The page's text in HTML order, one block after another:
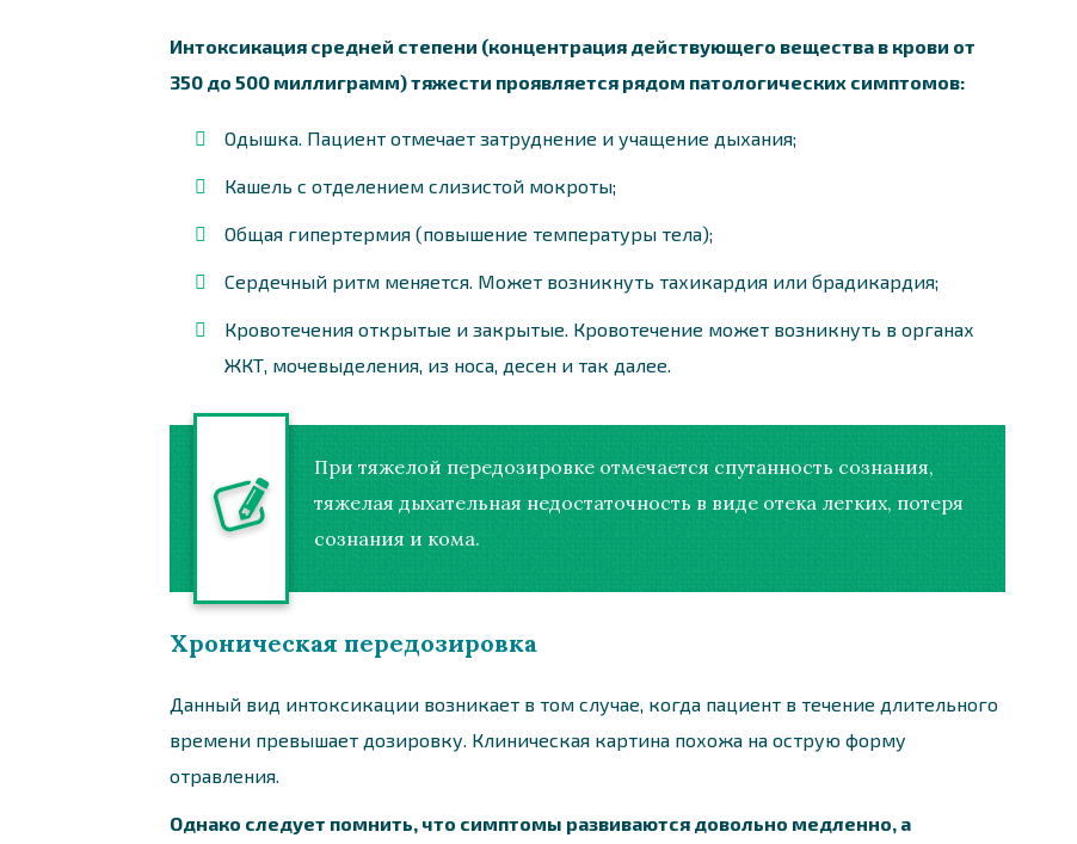
Интоксикация средней степени (концентрация действующего вещества в крови от
350 до 500 миллиграмм) тяжести проявляется рядом патологических симптомов:
Одышка. Пациент отмечает затруднение и учащение дыхания;
Кашель с отделением слизистой мокроты;
Общая гипертермия (повышение температуры тела);
Сердечный ритм меняется. Может возникнуть тахикардия или брадикардия;
Кровотечения открытые и закрытые. Кровотечение может возникнуть в органах
ЖКТ, мочевыделения, из носа, десен и так далее.
При тяжелой передозировке отмечается спутанность сознания,
тяжелая дыхательная недостаточность в виде отека легких, потеря
сознания и кома.
Хроническая передозировка
Данный вид интоксикации возникает в том случае, когда пациент в течение длительного
времени превышает дозировку. Клиническая картина похожа на острую форму
отравления.
Однако следует помнить, что симптомы развиваются довольно медленно, а